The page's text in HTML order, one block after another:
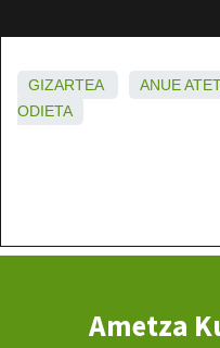
GIZARTEA ANUE
ODIETA
Ametza